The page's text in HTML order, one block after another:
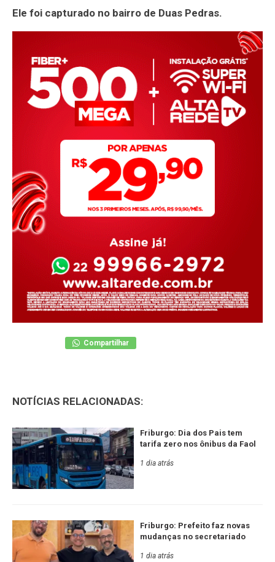
Ele foi capturado no bairro de Duas Pedras.
Compartilhar
NOTÍCIAS RELACIONADAS:
Friburgo: Dia dos Pais tem
tarifa zero nos ônibus da Faol
1 dia atrás
Friburgo: Prefeito faz novas
mudanças no secretariado
1 dia atrás